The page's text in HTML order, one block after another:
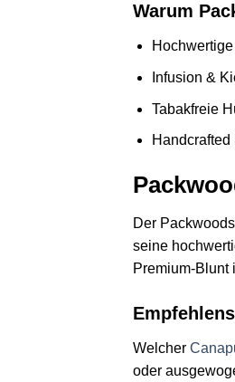
Warum
Infusion &
Tabakfreie
Der
seine
Premium-Blunt
Welcher
oder